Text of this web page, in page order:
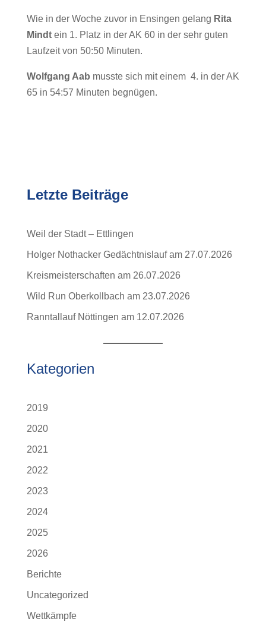
Wie in der Woche zuvor in Ensingen gelang Rita
Mindtein 1. Platz in der AK 60 in der sehr guten
Laufzeit von 50:50 Minuten.
Wolfgang Aab musste sich mit einem 4. in der AK
65 in 54:57 Minuten begnügen.
Letzte Beiträge
Weil der Stadt – Ettlingen
Holger Nothacker Gedächtnislauf am 27.07.2026
Kreismeisterschaften am 26.07.2026
Wild Run Oberkollbach am 23.07.2026
Ranntallauf Nöttingen am 12.07.2026
Kategorien
2019
2020
2021
2022
2023
2024
2025
2026
Berichte
Uncategorized
Wettkämpfe